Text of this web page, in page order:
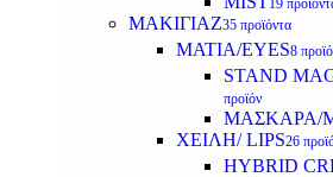
19
ΜΑΚΙΓΙΑΖ35 προϊόντα
ΜΑΤΙΑ/EYES8
STAND
προϊόν
ΜΑΣΚΑΡΑ/
ΧΕΙΛΗ/ LIPS26
HYBRID